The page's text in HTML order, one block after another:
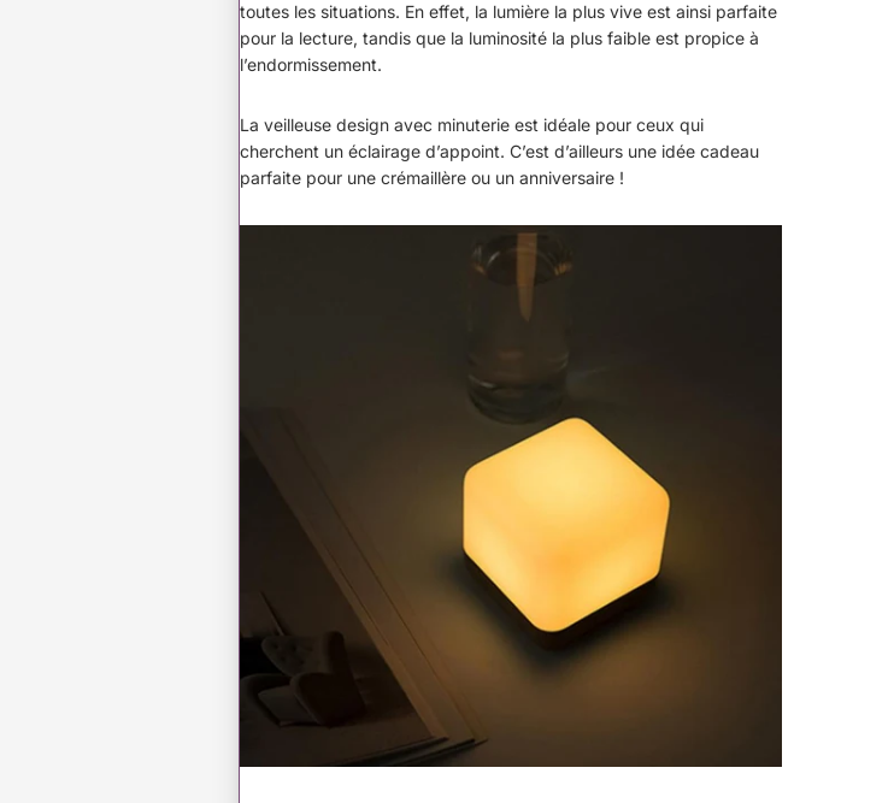
toutes les situations. En effet, la lumière la plus vive est ainsi parfaite
pour la lecture, tandis que la luminosité la plus faible est propice à
l’endormissement.
La veilleuse design avec minuterie est idéale pour ceux qui
cherchent un éclairage d’appoint. C’est d’ailleurs une idée cadeau
parfaite pour une crémaillère ou un anniversaire !